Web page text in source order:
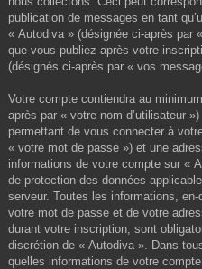
publication de messages en tant
« Autodiva » (désignée ci-après par
que vous publiez après votre
(désignés ci-après par « vos
Votre compte contiendra au
après par « votre nom d’utilisateur
permettant de vous connecter à
« votre mot de passe ») et une
informations de votre compte sur «
de protection des données
serveur. Toutes les informations,
votre mot de passe et de votre
durant votre inscription, sont
discrétion de « Autodiva ». Dans
quelles informations de votre